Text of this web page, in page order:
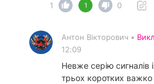
1
1 0
Антон Вікторович •
12:09
Невже серію сигналів
трьох коротких важко